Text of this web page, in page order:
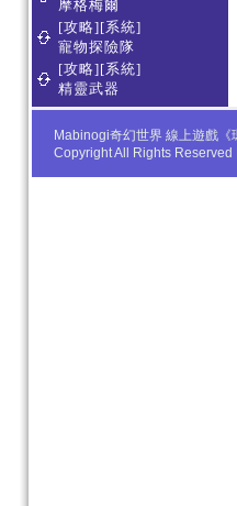
摩格梅爾
[攻略][系統]
寵物探險隊
[攻略][系統]
精靈武器
Mabinogi奇幻世界 線上遊戲
Copyright All Rights